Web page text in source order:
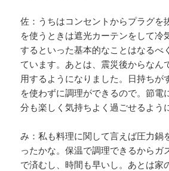
佐：うちはコンセントからプラグを
を使うときは遮光カーテンをして冷
するといった基本的なことはなるべ
ています。あとは、震災後からなん
用するようになりました。日持ちが
を使わずに調理ができるので。節電
分も楽しく気持ちよく過ごせるよう
み：私も料理に関して言えば圧力鍋
ったかな。保温で調理できるからガ
で済むし、時間も早いし。あとは家